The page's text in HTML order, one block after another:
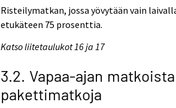
Risteilymatkan, jossa yövytään vain
etukäteen 75 prosenttia.
Katso liitetaulukot 16 ja 17
3.2. Vapaa-ajan
pakettimatkoja